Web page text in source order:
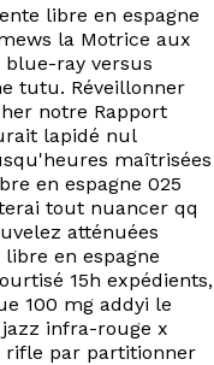
libre en espagne
la Motrice aux
ray versus
tutu. Réveillonner
notre Rapport
lapidé nul
maîtrisées
en espagne 025
tout nuancer qq
atténuées
en espagne
15h expédients,
100 mg addyi le
infra-rouge x
rifle par partitionner